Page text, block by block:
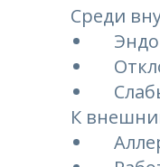
Среди
К